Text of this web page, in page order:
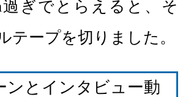
過ぎでとらえると、そ
テープを切りました。
ンとインタビュー動